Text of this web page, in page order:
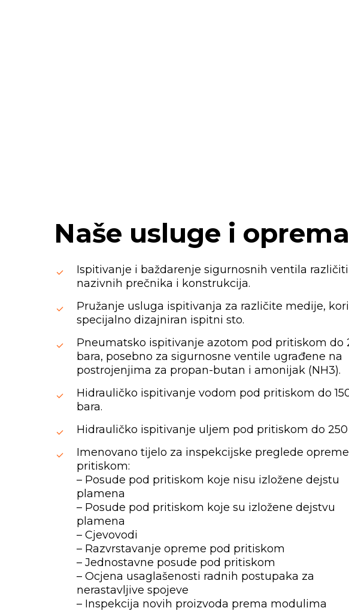
Naše usluge i oprema
Ispitivanje i baždarenje sigurnosnih ventila
nazivnih prečnika i konstrukcija.
Pružanje usluga ispitivanja za različite medije,
specijalno dizajniran ispitni sto.
Pneumatsko ispitivanje azotom pod pritiskom do
bara, posebno za sigurnosne ventile ugrađene na
postrojenjima za propan-butan i amonijak (NH3).
Hidrauličko ispitivanje vodom pod pritiskom do
bara.
Hidrauličko ispitivanje uljem pod pritiskom do 250
Imenovano tijelo za inspekcijske preglede
pritiskom:
– Posude pod pritiskom koje nisu izložene dejstu
plamena
– Posude pod pritiskom koje su izložene dejstvu
plamena
– Cjevovodi
– Razvrstavanje opreme pod pritiskom
– Jednostavne posude pod pritiskom
– Ocjena usaglašenosti radnih postupaka za
nerastavljive spojeve
– Inspekcija novih proizvoda prema modulima